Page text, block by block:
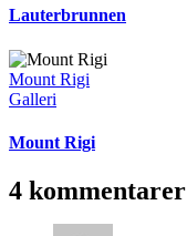
Lauterbrunnen
Mount Rigi
Galleri
Mount Rigi
4 kommentarer